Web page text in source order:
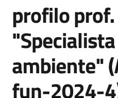
profilo prof.
ambiente"
fun-2024-